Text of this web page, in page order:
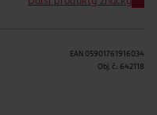
EAN 05901761916034
Obj. č.: 642118